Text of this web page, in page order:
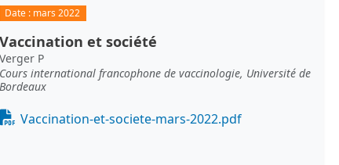
Date : mars 2022
Vaccination et société
Verger P
Cours international francophone de vaccinologie, Université de
Bordeaux
Document
Vaccination-et-societe-mars-2022.pdf